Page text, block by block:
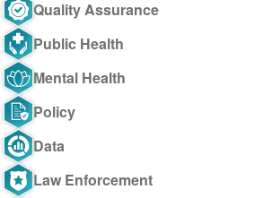
Quality Assurance
Public Health
Mental Health
Policy
Data
Law Enforcement